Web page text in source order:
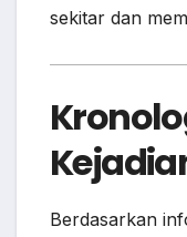
sekitar dan
Berdasarkan